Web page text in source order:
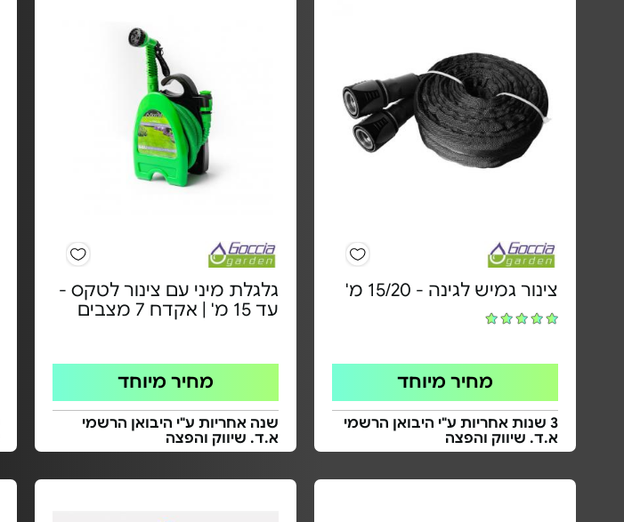
צינור גמיש לגינה - 15/20 מ'
מחיר מיוחד
3 שנות אחריות ע"י היבואן הרשמי
א.ד. שיווק והפצה
גלגלת מיני עם צינור לטקס -
עד 15 מ' | אקדח 7 מצבים
מחיר מיוחד
שנה אחריות ע"י היבואן הרשמי
א.ד. שיווק והפצה